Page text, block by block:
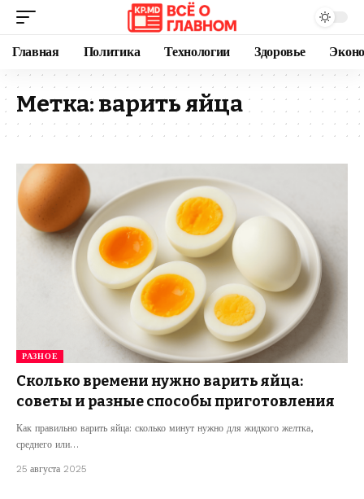
Главная Политика Технологии Здоровье
Метка: варить яйца
РАЗНОЕ
Сколько времени нужно варить яйца:
советы и разные способы приготовления
Как правильно варить яйца: сколько минут нужно для жидкого желтка,
среднего или…
25 августа 2025